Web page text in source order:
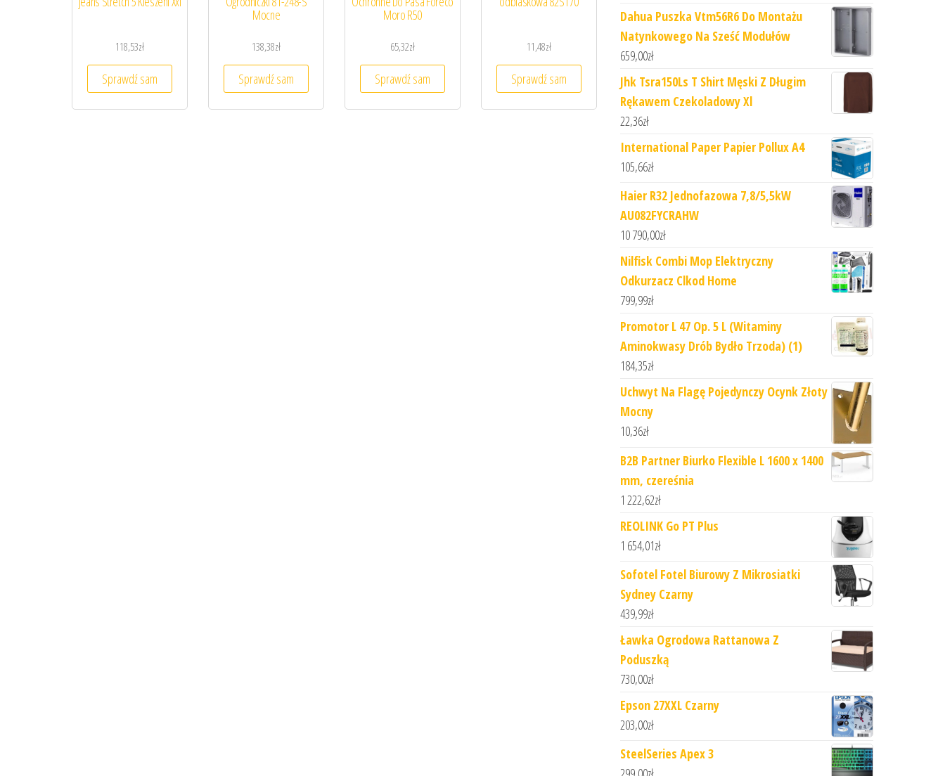
118,53zł
Sprawdź sam
Mocne
138,38zł
Sprawdź sam
Moro R50
65,32zł
Sprawdź sam
11,48zł
Sprawdź sam
Dahua Puszka Vtm56R6 Do Montażu
Natynkowego Na Sześć Modułów
659,00zł
Jhk Tsra150Ls T Shirt Męski Z Długim
Rękawem Czekoladowy Xl
22,36zł
International Paper Papier Pollux A4
105,66zł
Haier R32 Jednofazowa 7,8/5,5kW
AU082FYCRAHW
10 790,00zł
Nilfisk Combi Mop Elektryczny
Odkurzacz Clkod Home
799,99zł
Promotor L 47 Op. 5 L (Witaminy
Aminokwasy Drób Bydło Trzoda) (1)
184,35zł
Uchwyt Na Flagę Pojedynczy Ocynk Złoty
Mocny
10,36zł
B2B Partner Biurko Flexible L 1600 x 1400
mm, czereśnia
1 222,62zł
REOLINK Go PT Plus
1 654,01zł
Sofotel Fotel Biurowy Z Mikrosiatki
Sydney Czarny
439,99zł
Ławka Ogrodowa Rattanowa Z
Poduszką
730,00zł
Epson 27XXL Czarny
203,00zł
SteelSeries Apex 3